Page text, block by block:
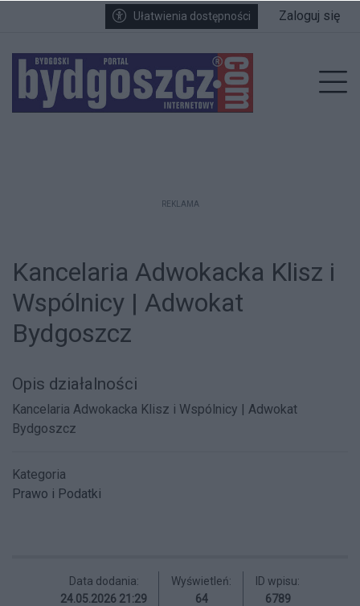
Przejdź do głównych treści
Przejdź do wyszukiwarki
Przejdź do głównego menuUłatwienia dostępności Zaloguj się
REKLAMA
Kancelaria Adwokacka Klisz i
Wspólnicy | Adwokat
Bydgoszcz
Opis działalności
Kancelaria Adwokacka Klisz i Wspólnicy | Adwokat
Bydgoszcz
Kategoria
Prawo i Podatki
Data dodania:
24.05.2026 21:29
Wyświetleń:
64
ID wpisu:
6789